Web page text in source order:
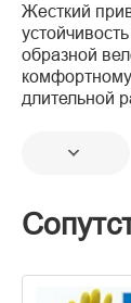
Жесткий
образной
длительной